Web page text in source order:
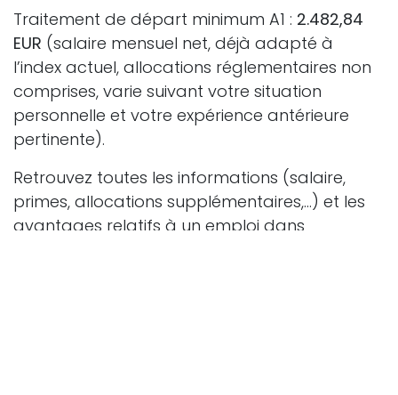
Traitement de départ minimum A1 : 2.482,84
EUR (salaire mensuel net, déjà adapté à
l’index actuel, allocations réglementaires non
comprises, varie suivant votre situation
personnelle et votre expérience antérieure
pertinente).
Retrouvez toutes les informations (salaire,
primes, allocations supplémentaires,...) et les
avantages relatifs à un emploi dans